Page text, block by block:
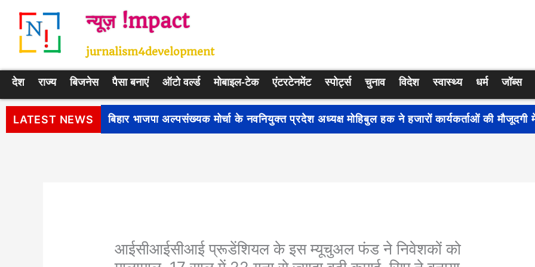
न्यूज़ !mpact
jurnalism4development
देश राज्य बिजनेस पैसा बनाएं ऑटो वर्ल्ड मोबाइल-टेक एंटरटेनमेंट स्पोर्ट्स चुनाव विदेश स्वास्थ्य धर्म जॉब्स
LATEST NEWS पीएम सूर्य घर: मुफ्त बिजली योजना के प्रति जागरूकता बढ़ाने के लिए देशभर में शुरू हुआ नुक्कड़ नाटक
आईसीआईसीआई प्रूडेंशियल के इस म्यूचुअल फंड ने निवेशकों को